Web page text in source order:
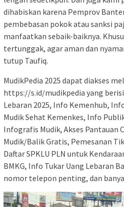
dihabiskan karena Pemprov
pembebasan pokok atau sanksi
manfaatkan sebaik-baiknya.
tertunggak, agar aman dan
tutup Taufiq.
MudikPedia 2025 dapat diakses
https://s.id/mudikpedia yang
Lebaran 2025, Info Kemenhub,
Mudik Sehat Kemenkes, Info
Infografis Mudik, Akses Pantauan
Mudik/Balik Gratis, Pemesanan
Daftar SPKLU PLN untuk
BMKG, Info Tukar Uang Lebaran
nomor telepon penting, dan